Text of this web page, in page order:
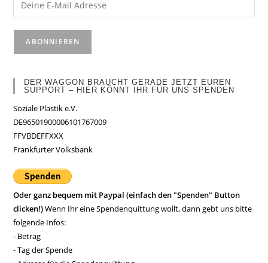
DER WAGGON BRAUCHT GERADE JETZT EUREN
SUPPORT – HIER KÖNNT IHR FÜR UNS SPENDEN
Soziale Plastik e.V.
DE96501900006101767009
FFVBDEFFXXX
Frankfurter Volksbank
Oder ganz bequem mit Paypal (einfach den "Spenden" Button
clicken!)Wenn Ihr eine Spendenquittung wollt, dann gebt uns bitte
folgende Infos:
- Betrag
- Tag der Spende